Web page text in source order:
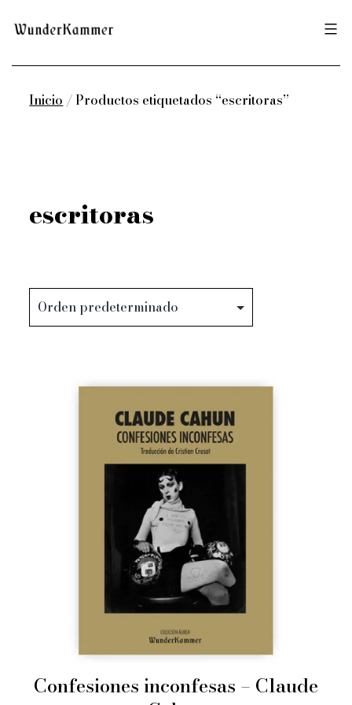
contenido
Wunderkammer
Inicio / Productos etiquetados “escritoras”
escritoras
Confesiones inconfesas – Claude